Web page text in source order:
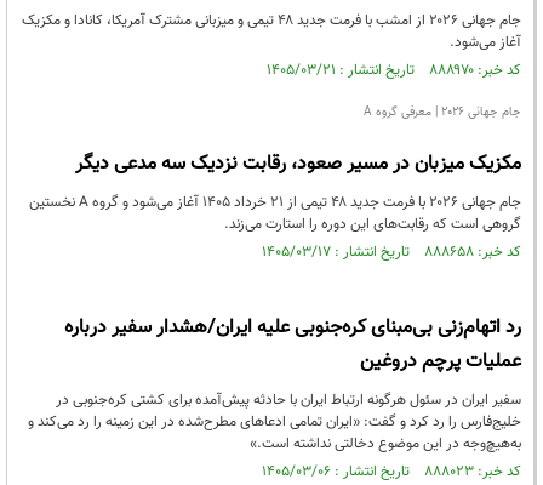
جام جهانی ۲۰۲۶ از امشب با فرمت جدید ۴۸ تیمی و میزبانی مشترک آمریکا، کانادا و مکزیک
آغاز می‌شود.
کد خبر: ۸۸۸۹۷۰ تاریخ انتشار : ۱۴۰۵/۰۳/۲۱
جام جهانی ۲۰۲۶ | معرفی گروه A
مکزیک میزبان در مسیر صعود، رقابت نزدیک سه مدعی دیگر
جام جهانی ۲۰۲۶ با فرمت جدید ۴۸ تیمی از ۲۱ خرداد ۱۴۰۵ آغاز می‌شود و گروه A نخستین
گروهی است که رقابت‌های این دوره را استارت می‌زند.
کد خبر: ۸۸۸۶۵۸ تاریخ انتشار : ۱۴۰۵/۰۳/۱۷
رد اتهام‌زنی بی‌مبنای کره‌جنوبی علیه ایران/هشدار سفیر درباره
عملیات پرچم دروغین
سفیر ایران در سئول هرگونه ارتباط ایران با حادثه پیش‌آمده برای کشتی کره‌جنوبی در
خلیج‌فارس را رد کرد و گفت: «ایران تمامی ادعاهای مطرح‌شده در این زمینه را رد می‌کند و
به‌هیچ‌وجه در این موضوع دخالتی نداشته است.»
کد خبر: ۸۸۸۰۲۳ تاریخ انتشار : ۱۴۰۵/۰۳/۰۶